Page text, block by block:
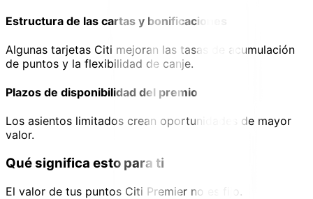
Estructura de las cartas y bonificaciones
Algunas tarjetas Citi mejoran las tasas de acumulación
de puntos y la flexibilidad de canje.
Plazos de disponibilidad del premio
Los asientos limitados crean oportunidades de mayor
valor.
Qué significa esto para ti
El valor de tus puntos Citi Premier no es fijo.